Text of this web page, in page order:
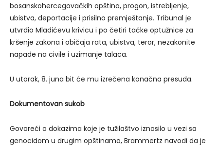
bosanskohercegovačkih opština, progon, istrebljenje,
ubistva, deportacije i prisilno premještanje. Tribunal je
utvrdio Mladićevu krivicu i po četiri tačke optužnice za
kršenje zakona i običaja rata, ubistva, teror, nezakonite
napade na civile i uzimanje talaca.
U utorak, 8. juna bit će mu izrečena konačna presuda.
Dokumentovan sukob
Govoreći o dokazima koje je tužilaštvo iznosilo u vezi sa
genocidom u drugim opštinama, Brammertz navodi da je